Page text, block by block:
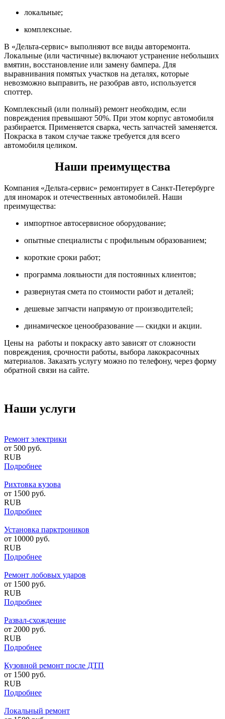
локальные;
комплексные.
В «Дельта-сервис» выполняют все виды авторемонта.
Локальные (или частичные) включают устранение небольших
вмятин, восстановление или замену бампера. Для
выравнивания помятых участков на деталях, которые
невозможно выправить, не разобрав авто, используется
споттер.
Комплексный (или полный) ремонт необходим, если
повреждения превышают 50%. При этом корпус автомобиля
разбирается. Применяется сварка, честь запчастей заменяется.
Покраска в таком случае также требуется для всего
автомобиля целиком.
Наши преимущества
Компания «Дельта-сервис» ремонтирует в Санкт-Петербурге
для иномарок и отечественных автомобилей. Наши
преимущества:
импортное автосервисное оборудование;
опытные специалисты с профильным образованием;
короткие сроки работ;
программа лояльности для постоянных клиентов;
развернутая смета по стоимости работ и деталей;
дешевые запчасти напрямую от производителей;
динамическое ценообразование — скидки и акции.
Цены на работы и покраску авто зависят от сложности
повреждения, срочности работы, выбора лакокрасочных
материалов. Заказать услугу можно по телефону, через форму
обратной связи на сайте.
Наши услуги
Ремонт электрики
от 500 руб.
RUB
Подробнее
Рихтовка кузова
от 1500 руб.
RUB
Подробнее
Установка парктроников
от 10000 руб.
RUB
Подробнее
Ремонт лобовых ударов
от 1500 руб.
RUB
Подробнее
Развал-схождение
от 2000 руб.
RUB
Подробнее
Кузовной ремонт после ДТП
от 1500 руб.
RUB
Подробнее
Локальный ремонт